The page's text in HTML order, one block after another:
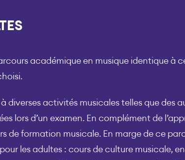
académique en musique identique à
diverses activités musicales telles que des
lors d’un examen. En complément de
de formation musicale. En marge de ce
les adultes : cours de culture musicale,